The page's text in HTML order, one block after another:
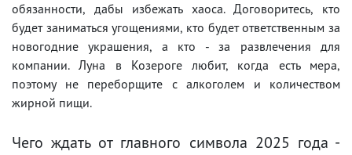
обязанности, дабы избежать хаоса. Договоритесь, кто
будет заниматься угощениями, кто будет ответственным за
новогодние украшения, а кто - за развлечения для
компании. Луна в Козероге любит, когда есть мера,
поэтому не переборщите с алкоголем и количеством
жирной пищи.
Чего ждать от главного символа 2025 года -